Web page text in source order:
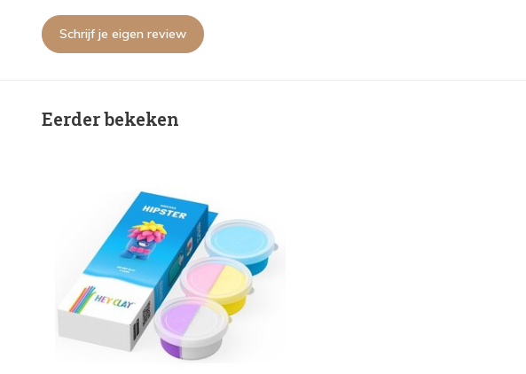
Schrijf je eigen review
Eerder bekeken